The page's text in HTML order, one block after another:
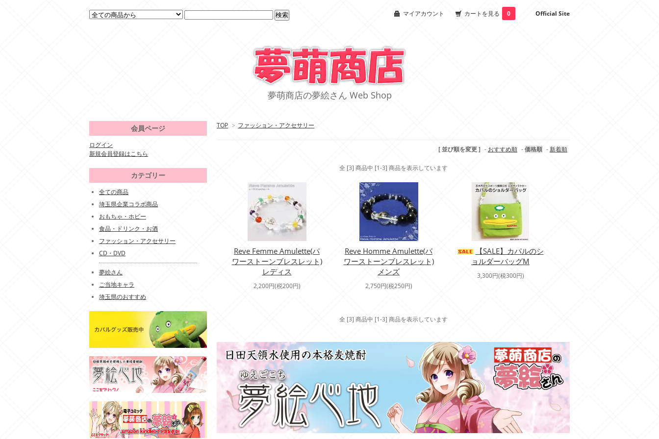
マイアカウント カートを見る 0 Official Site
夢萌商店の夢絵さん Web Shop
TOP > ファッション・アクセサリー
[ 並び順を変更 ] - おすすめ順 -価格順 -新着順
全 [3] 商品中 [1-3] 商品を表示しています
Reve Femme Amulette(パ
ワーストーンブレスレット)
レディス
2,200円(税200円)
Reve Homme Amulette(パ
ワーストーンブレスレット)
メンズ
2,750円(税250円)
【SALE】カパルのシ
ョルダーバッグM
3,300円(税300円)
全 [3] 商品中 [1-3] 商品を表示しています
会員ページ
ログイン
新規会員登録はこちら
カテゴリー
全ての商品
埼玉県企業コラボ商品
おもちゃ・ホビー
食品・ドリンク・お酒
ファッション・アクセサリー
CD・DVD
夢絵さん
ご当地キャラ
埼玉県のおすすめ